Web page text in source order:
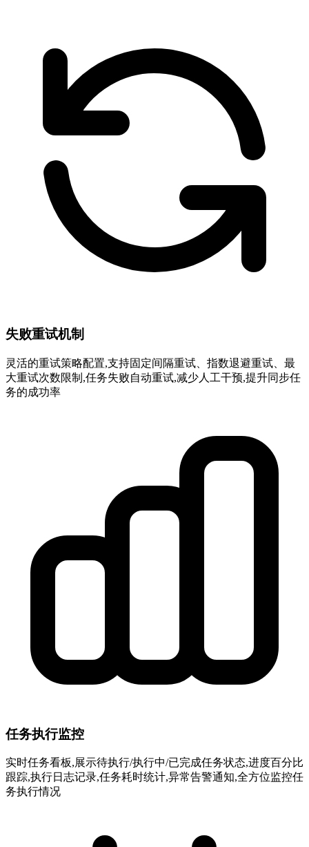
失败重试机制
灵活的重试策略配置,支持固定间隔重试、指数退避重试、最
大重试次数限制,任务失败自动重试,减少人工干预,提升同步任
务的成功率
任务执行监控
实时任务看板,展示待执行/执行中/已完成任务状态,进度百分比
跟踪,执行日志记录,任务耗时统计,异常告警通知,全方位监控任
务执行情况